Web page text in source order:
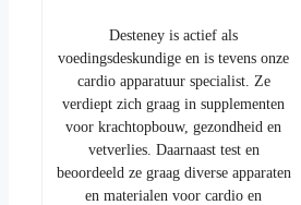
Desteney is actief als
voedingsdeskundige en is tevens onze
cardio apparatuur specialist. Ze
verdiept zich graag in supplementen
voor krachtopbouw, gezondheid en
vetverlies. Daarnaast test en
beoordeeld ze graag diverse apparaten
en materialen voor cardio en